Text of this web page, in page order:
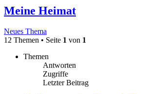
Meine Heimat
Neues Thema
12 Themen • Seite 1 von 1
Themen
Antworten
Zugriffe
Letzter Beitrag